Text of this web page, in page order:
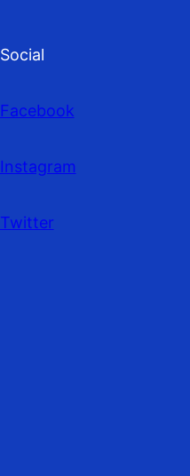
Social
Facebook
Instagram
Twitter